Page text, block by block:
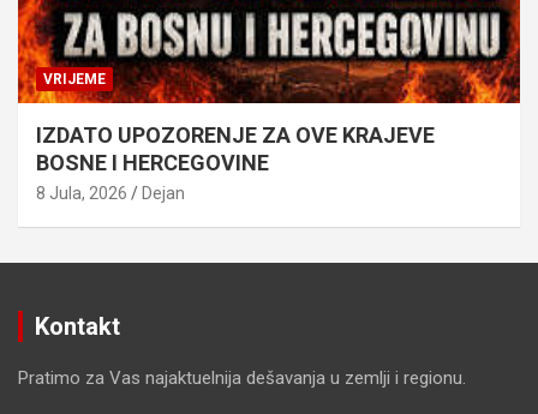
VRIJEME
IZDATO UPOZORENJE ZA OVE KRAJEVE
BOSNE I HERCEGOVINE
8 Jula, 2026 Dejan
Kontakt
Pratimo za Vas najaktuelnija dešavanja u zemlji i regionu.